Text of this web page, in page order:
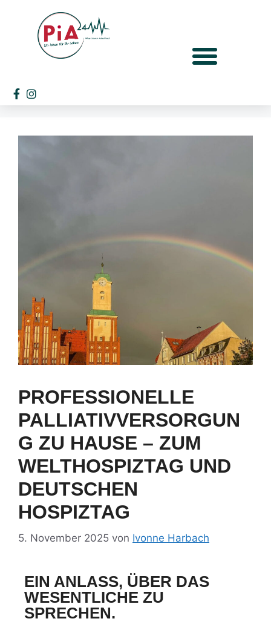
PROFESSIONELLE
PALLIATIVVERSORGUN
G ZU HAUSE – ZUM
WELTHOSPIZTAG UND
DEUTSCHEN
HOSPIZTAG
5. November 2025 von Ivonne Harbach
EIN ANLASS, ÜBER DAS
WESENTLICHE ZU
SPRECHEN.